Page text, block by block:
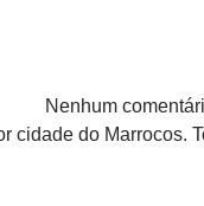
Nenhum
cidade do Marrocos.